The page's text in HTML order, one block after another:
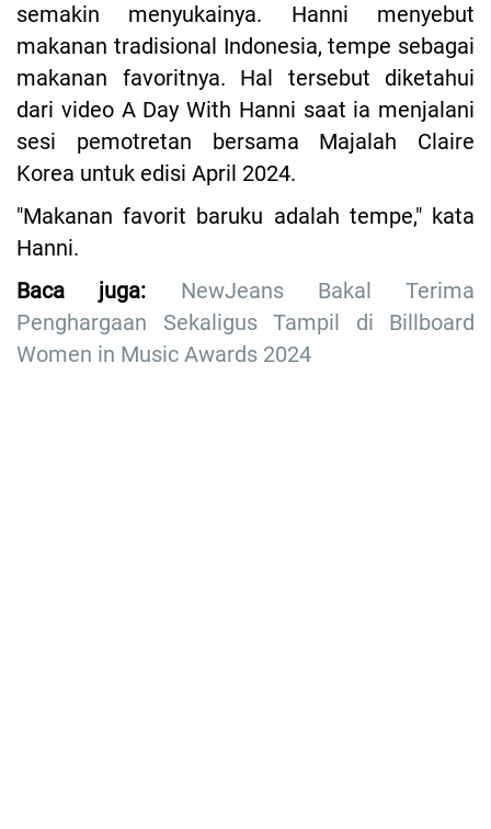
semakin menyukainya. Hanni menyebut
makanan tradisional Indonesia, tempe sebagai
makanan favoritnya. Hal tersebut diketahui
dari video A Day With Hanni saat ia menjalani
sesi pemotretan bersama Majalah Claire
Korea untuk edisi April 2024.
"Makanan favorit baruku adalah tempe," kata
Hanni.
Baca juga:
NewJeans Bakal Terima
Penghargaan Sekaligus Tampil di Billboard
Women in Music Awards 2024